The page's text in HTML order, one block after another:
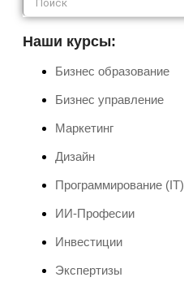
Наши курсы:
Бизнес образование
Бизнес управление
Маркетинг
Дизайн
Программирование (IT)
ИИ-Професии
Инвестиции
Экспертизы